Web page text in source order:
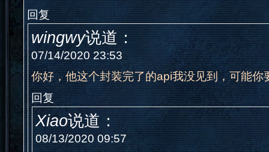
回复
wingwy说道：
07/14/2020 23:53
你好，他这个封装完了的api我没见到，可能你
回复
Xiao说道：
08/13/2020 09:57